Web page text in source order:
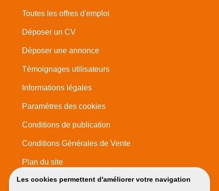
Les cookies permettent d'améliorer votre navigation
Toutes les offres d'emploi
Déposer un CV
Déposer une annonce
Témoignages utilisateurs
Informations légales
Paramètres des cookies
Conditions de publication
Conditions Générales de Vente
Plan du site